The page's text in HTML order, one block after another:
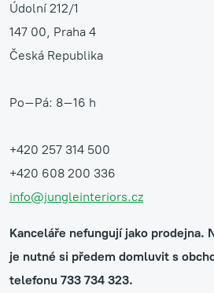
Údolní 212/1
147 00, Praha 4
Česká Republika
Po–Pá: 8–16 h
+420 257 314 500
+420 608 200 336
info@jungleinteriors.cz
Kanceláře nefungují jako prodejna.
je nutné si předem domluvit s
telefonu 733 734 323.